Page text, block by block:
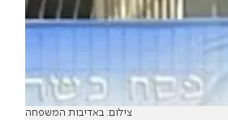
צילום: באדיבות המשפחה